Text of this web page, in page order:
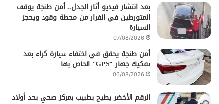
بعد انتشار فيديو أثار الجدل.. أمن طنجة يوقف
المتورطين في الفرار من محطة وقود ويحجز
السيارة
07/08/2026
أمن طنجة يحقق في اختفاء سيارة كراء بعد
تفكيك جهاز “GPS” الخاص بها
06/08/2026
الرقم الأخضر يطيح بطبيب بمركز صحي بحد أولاد